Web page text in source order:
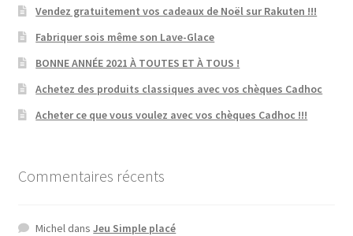
Vendez gratuitement vos cadeaux de Noël sur Rakuten !!!
Fabriquer sois même son Lave-Glace
BONNE ANNÉE 2021 À TOUTES ET À TOUS !
Achetez des produits classiques avec vos chèques Cadhoc
Acheter ce que vous voulez avec vos chèques Cadhoc !!!
Commentaires récents
Michel dansJeu Simple placé